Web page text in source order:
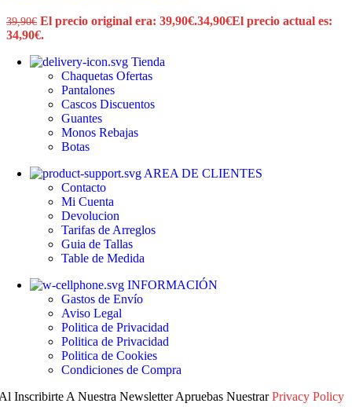
39,90€ El precio original era: 39,90€.34,90€El precio actual es:
34,90€.
Tienda
Chaquetas Ofertas
Pantalones
Cascos Discuentos
Guantes
Monos Rebajas
Botas
AREA DE CLIENTES
Contacto
Mi Cuenta
Devolucion
Tarifas de Arreglos
Guia de Tallas
Table de Medida
INFORMACIÓN
Gastos de Envío
Aviso Legal
Politica de Privacidad
Politica de Privacidad
Politica de Cookies
Condiciones de Compra
Inscribirte A Nuestra Newsletter Apruebas NuestrarPrivacy Policy